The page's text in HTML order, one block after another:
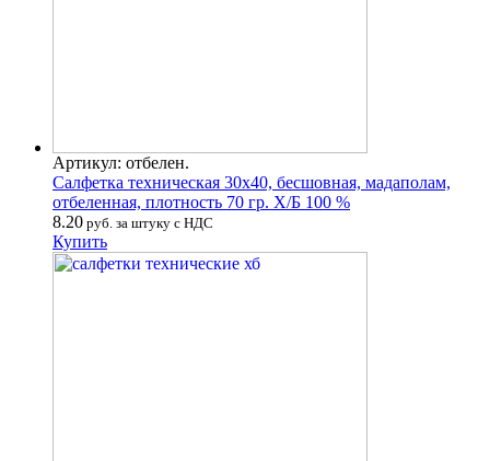
Артикул: отбелен.
Салфетка техническая 30х40, бесшовная, мадаполам,
отбеленная, плотность 70 гр. Х/Б 100 %
8.20 руб. за штуку с НДС
Купить